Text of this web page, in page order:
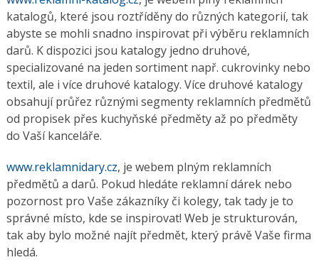
katalogů, které jsou roztříděny do různých kategorií, tak
abyste se mohli snadno inspirovat při výběru reklamních
darů. K dispozici jsou katalogy jedno druhové,
specializované na jeden sortiment např. cukrovinky nebo
textil, ale i více druhové katalogy. Více druhové katalogy
obsahují průřez různými segmenty reklamních předmětů
od propisek přes kuchyňské předměty až po předměty
do Vaší kanceláře.
www.reklamnidary.cz, je webem plným reklamních
předmětů a darů. Pokud hledáte reklamní dárek nebo
pozornost pro Vaše zákazníky či kolegy, tak tady je to
správné místo, kde se inspirovat! Web je strukturován,
tak aby bylo možné najít předmět, který právě Vaše firma
hledá.